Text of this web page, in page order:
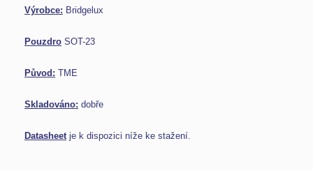
Výrobce: Bridgelux
Pouzdro SOT-23
Původ: TME
Skladováno: dobře
Datasheetje k dispozici níže ke stažení.